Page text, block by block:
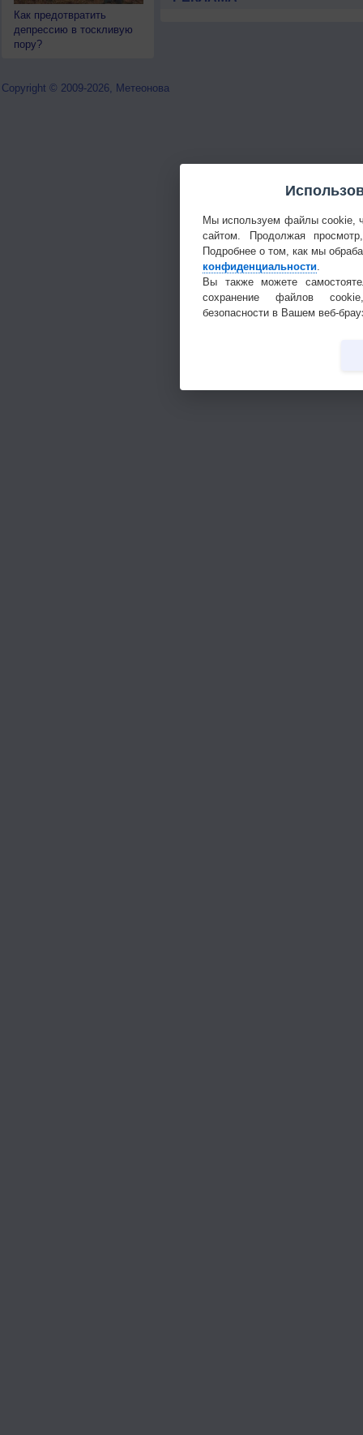
Как предотвратить
депрессию в тоскливую
пору?
Copyright © 2009-2026, Метеонова
Мы используем файлы cookie,
сайтом. Продолжая
Подробнее о том, как мы
конфиденциальности.
Вы также можете
сохранение файлов
безопасности в Вашем веб-